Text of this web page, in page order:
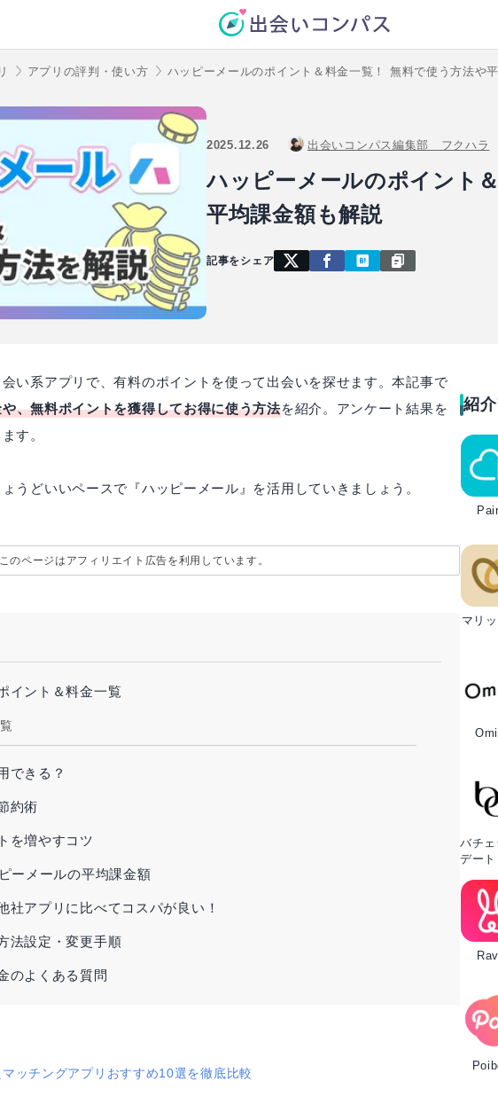
アプリの評判・使い方 ハッピーメールのポイント＆料金一覧！ 無料で使う方法や
ハッピーメールのポイント
平均課金額も解説
2025.12.26 出会いコンパス編集部 フクハラ
記事をシェア
会い系アプリで、有料のポイントを使って出会いを探せます。本記事で
、無料ポイントを獲得してお得に使う方法を紹介。アンケート結果を
す。
うどいいペースで『ハッピーメール』を活用していきましょう。
このページはアフィリエイト広告を利用しています。
イント＆料金一覧
できる？
約術
を増やすコツ
ーメールの平均課金額
社アプリに比べてコスパが良い！
法設定・変更手順
のよくある質問
ッチングアプリおすすめ10選を徹底比較
紹
マリッ
バチェ
デート